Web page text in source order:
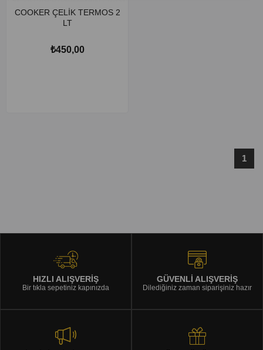
COOKER ÇELİK TERMOS 2
LT
₺450,00
1
HIZLI ALIŞVERİŞ
Bir tıkla sepetiniz kapınızda
GÜVENLİ ALIŞVERİŞ
Dilediğiniz zaman siparişiniz hazır